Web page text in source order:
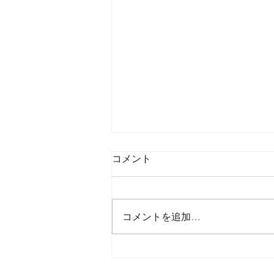
コメント
コメントを追加…